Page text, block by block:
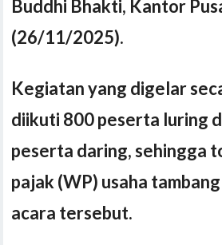
Buddhi Bhakti, Kantor
(26/11/2025).
Kegiatan yang digelar
diikuti 800 peserta luring
peserta daring, sehingga
pajak (WP) usaha
acara tersebut.